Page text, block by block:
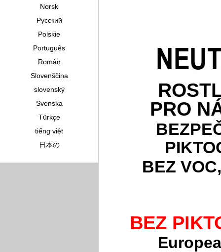
Norsk
Pусский
Polskie
Português
Român
Slovenščina
slovenský
Svenska
Türkçe
tiếng việt
日本の
PRO
BEZ
BEZ